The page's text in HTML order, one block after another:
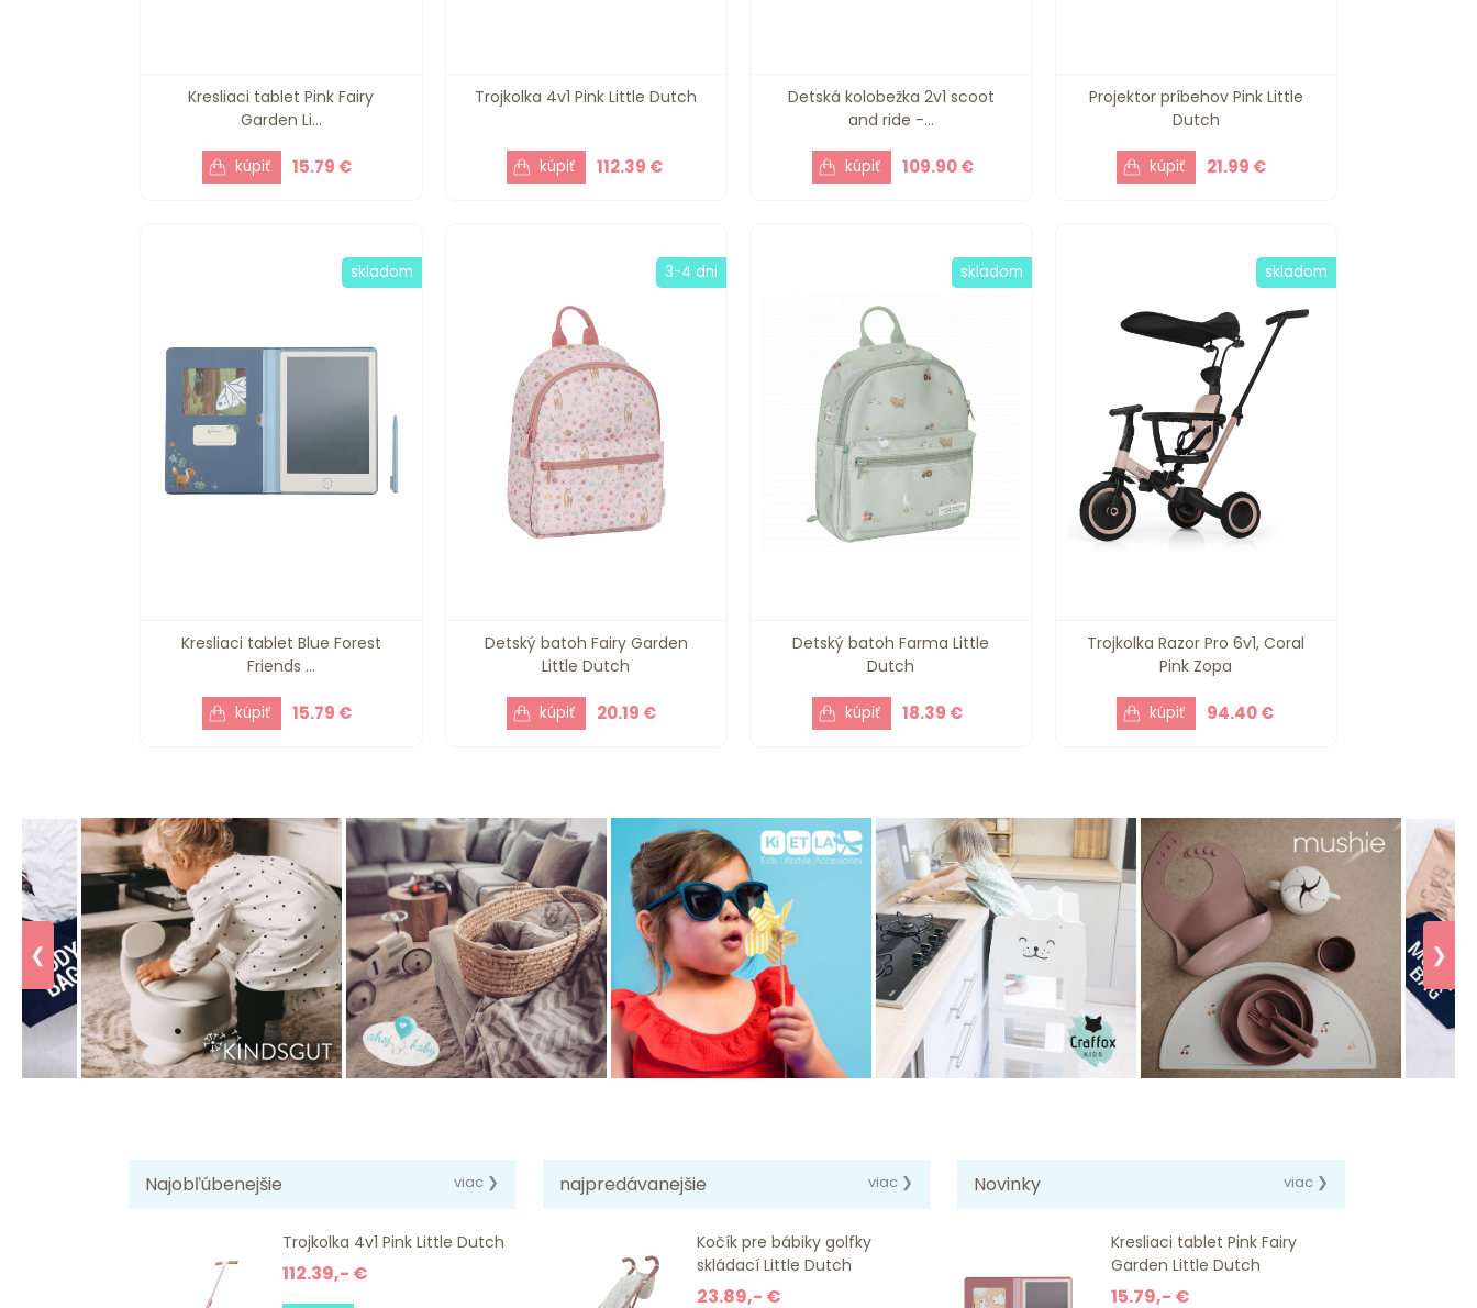
Kresliaci tablet Pink Fairy
Garden Li...
15.79 €
Trojkolka 4v1 Pink Little Dutch
112.39 €
Detská kolobežka 2v1 scoot
and ride -...
109.90 €
Projektor príbehov Pink Little
Dutch
21.99 €
Kresliaci tablet Blue Forest
Friends ...
15.79 €
skladom
Detský batoh Fairy Garden
Little Dutch
20.19 €
3-4 dni
Detský batoh Farma Little
Dutch
18.39 €
skladom
Trojkolka Razor Pro 6v1, Coral
Pink Zopa
94.40 €
skladom
❮ ❯
Najobľúbenejšie viac ❯
Trojkolka 4v1 Pink Little Dutch
112.39,- €
najpredávanejšie viac ❯
Kočík pre bábiky golfky
skládací Little Dutch
23.89,- €
Novinky viac ❯
Kresliaci tablet Pink Fairy
Garden Little Dutch
15.79,- €